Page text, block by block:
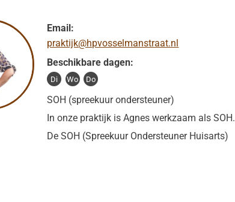
Email:
praktijk@hpvosselmanstraat.nl
Beschikbare dagen:
Di Wo Do
SOH (spreekuur ondersteuner)
In onze praktijk is Agnes werkzaam als SOH.
De SOH (Spreekuur Ondersteuner Huisarts)